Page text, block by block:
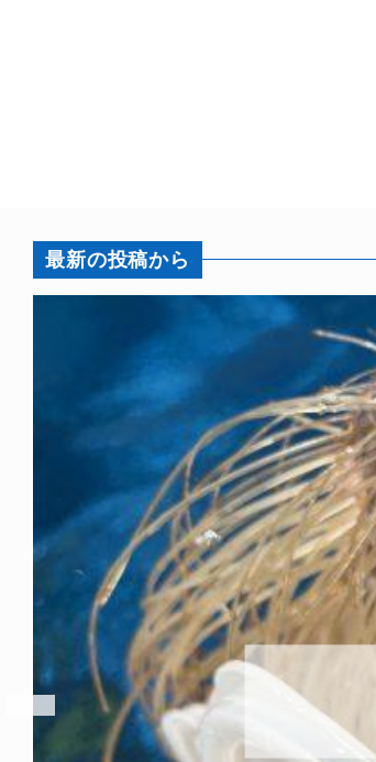
最新の投稿から
これからもツララらしく
2026年8月6日